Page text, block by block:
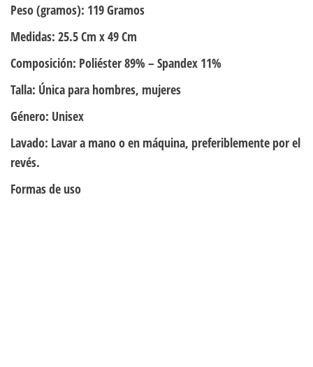
Peso (gramos): 119 Gramos
Medidas: 25.5 Cm x 49 Cm
Composición: Poliéster 89% – Spandex 11%
Talla: Única para hombres, mujeres
Género: Unisex
Lavado: Lavar a mano o en máquina, preferiblemente por el
revés.
Formas de uso